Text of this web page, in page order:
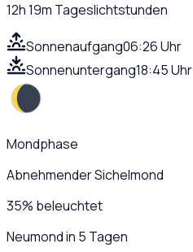
12h 19m Tageslichtstunden
Sonnenaufgang06:26 Uhr
Sonnenuntergang18:45 Uhr
Mondphase
Abnehmender Sichelmond
35% beleuchtet
Neumond in 5 Tagen